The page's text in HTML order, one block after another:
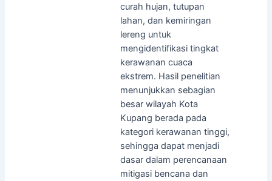
curah hujan, tutupan
lahan, dan kemiringan
lereng untuk
mengidentifikasi tingkat
kerawanan cuaca
ekstrem. Hasil penelitian
menunjukkan sebagian
besar wilayah Kota
Kupang berada pada
kategori kerawanan tinggi,
sehingga dapat menjadi
dasar dalam perencanaan
mitigasi bencana dan